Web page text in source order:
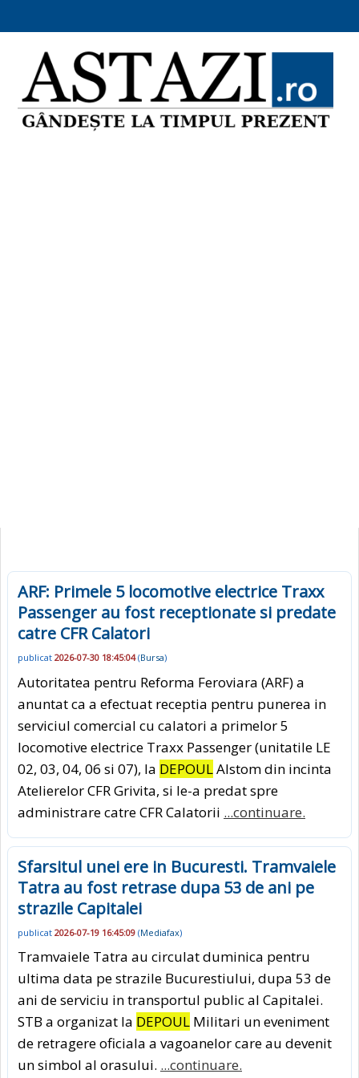
ARF: Primele 5 locomotive electrice Traxx
Passenger au fost receptionate si predate
catre CFR Calatori
publicat 2026-07-30 18:45:04(Bursa)
Autoritatea pentru Reforma Feroviara (ARF) a
anuntat ca a efectuat receptia pentru punerea in
serviciul comercial cu calatori a primelor 5
locomotive electrice Traxx Passenger (unitatile LE
02, 03, 04, 06 si 07), la DEPOULAlstom din incinta
Atelierelor CFR Grivita, si le-a predat spre
administrare catre CFR Calatorii ...continuare.
Sfarsitul unei ere in Bucuresti. Tramvaiele
Tatra au fost retrase dupa 53 de ani pe
strazile Capitalei
publicat 2026-07-19 16:45:09 (Mediafax)
Tramvaiele Tatra au circulat duminica pentru
ultima data pe strazile Bucurestiului, dupa 53 de
ani de serviciu in transportul public al Capitalei.
STB a organizat la DEPOUL Militari un eveniment
de retragere oficiala a vagoanelor care au devenit
un simbol al orasului. ...continuare.